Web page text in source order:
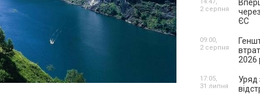
ЄС
2 серпня
2026
09:00,
2 серпня
Уряд
17:05,
31 липня